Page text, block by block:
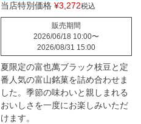
当店特別価格 ¥3,272税込
販売期間
2026/06/18 10:00〜
2026/08/31 15:00
夏限定の富也萬ブラック枝豆と定
番人気の富山銘菓を詰め合わせま
した。季節の味わいと親しまれる
おいしさを一度にお楽しみいただ
けます。